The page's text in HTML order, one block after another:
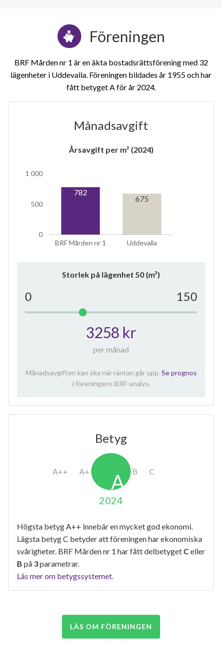
lägenhet
Föreningen
BRF Mården nr 1 är en äkta bostadsrättsförening med 32
lägenheter i Uddevalla. Föreningen bildades år 1955 och har
fått betyget A för år 2024
Månadsavgift
Årsavgift per m² (2024)
BRF Mården nr 1 Uddevalla
0
500
1 000
782
675
Storlek på lägenhet 50 (m²)
0 150
3258 kr
per månad
Månadsavgiften kan öka när räntan går upp. Se prognos
i föreningens BRF-analys.
Betyg
2024
Högsta betyg A++ innebär en mycket god ekonomi.
Lägsta betyg C betyder att föreningen har ekonomiska
svårigheter. BRF Mården nr 1 har fått delbetyget Celler
B på 3parametrar.
Läs mer om betygssystemet.
LÄS OM FÖRENINGEN